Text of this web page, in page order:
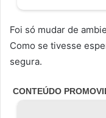
Foi só mudar de
Como se tivesse
segura.